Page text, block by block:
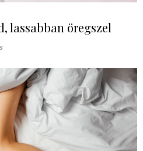
lassabban öregszel